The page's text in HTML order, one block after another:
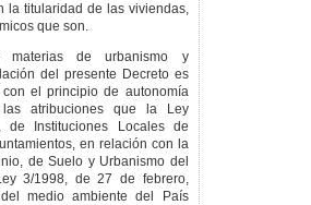
la titularidad de las viviendas,
que son.
materias de urbanismo y
del presente Decreto es
el principio de autonomía
atribuciones que la Ley
Instituciones Locales de
en relación con la
de Suelo y Urbanismo del
3/1998, de 27 de febrero,
medio ambiente del País